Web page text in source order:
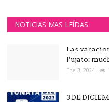
NOTICIAS MAS LEÍDAS
Las
Pujato:
Ene 3, 2024
3 DE